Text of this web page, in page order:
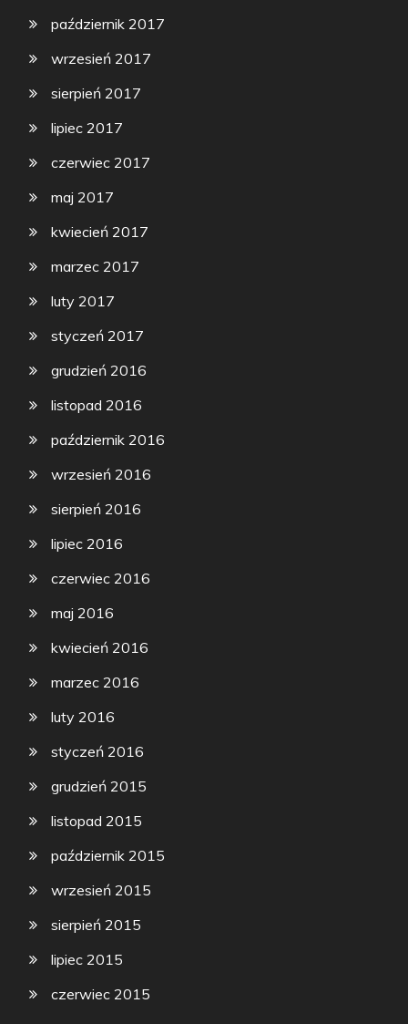
październik 2017
wrzesień 2017
sierpień 2017
lipiec 2017
czerwiec 2017
maj 2017
kwiecień 2017
marzec 2017
luty 2017
styczeń 2017
grudzień 2016
listopad 2016
październik 2016
wrzesień 2016
sierpień 2016
lipiec 2016
czerwiec 2016
maj 2016
kwiecień 2016
marzec 2016
luty 2016
styczeń 2016
grudzień 2015
listopad 2015
październik 2015
wrzesień 2015
sierpień 2015
lipiec 2015
czerwiec 2015